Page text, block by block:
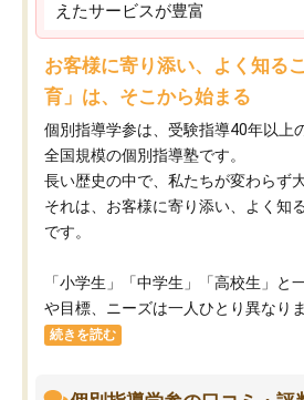
えたサービスが豊富
お客様に寄り添い、よく知る
育」は、そこから始まる
個別指導学参は、受験指導40年以上
全国規模の個別指導塾です。
長い歴史の中で、私たちが変わらず
それは、お客様に寄り添い、よく知
です。
「小学生」「中学生」「高校生」と
や目標、ニーズは一人ひとり異なり
続きを読む